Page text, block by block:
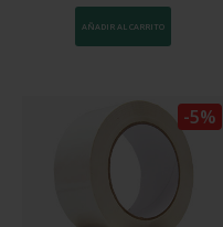
AÑADIR AL CARRITO
-5%